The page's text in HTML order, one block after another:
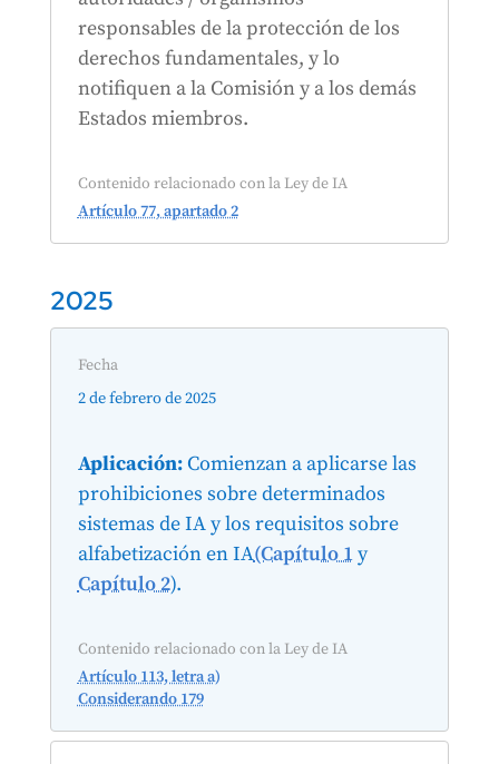
responsables de la protección de los
derechos fundamentales, y lo
notifiquen a la Comisión y a los demás
Estados miembros.
Contenido relacionado con la Ley de IA
Artículo 77, apartado 2
2025
Fecha
2 de febrero de 2025
Aplicación:Comienzan a aplicarse las
prohibiciones sobre determinados
sistemas de IA y los requisitos sobre
alfabetización en IA(Capítulo 1y
Capítulo 2).
Contenido relacionado con la Ley de IA
Artículo 113, letra a)
Considerando 179